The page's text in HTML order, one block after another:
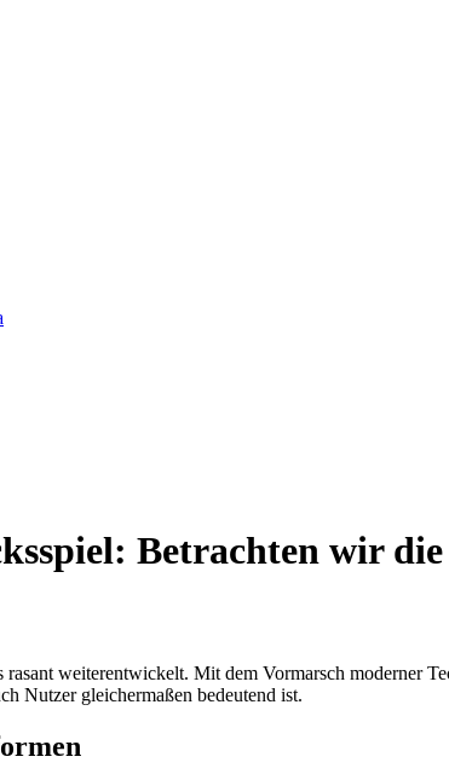
Betrachten wir
weiterentwickelt. Mit dem Vormarsch moderner
Nutzer gleichermaßen bedeutend ist.